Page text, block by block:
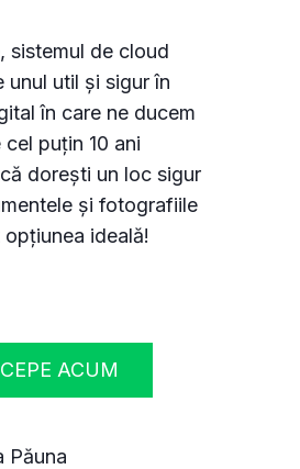
sistemul de cloud
unul util și sigur în
în care ne ducem
puțin 10 ani
dorești un loc sigur
și fotografiile
ideală!
ACUM
Păuna